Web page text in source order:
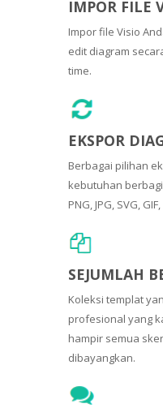
IMPOR FILE
Impor file Visio
edit diagram
time.
EKSPOR
Berbagai pilihan
kebutuhan
PNG, JPG, SVG,
SEJUMLAH
Koleksi templat
profesional yang
hampir semua
dibayangkan.